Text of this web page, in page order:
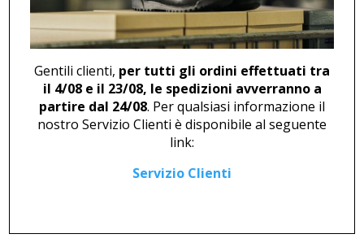
€
MOCASSINO U 444 NERO ZOCCOLO U 2739
Gentili clienti, per tutti gli ordini effettuati tra
il 4/08 e il 23/08, le spedizioni avverranno a
partire dal 24/08. Per qualsiasi informazione il
nostro Servizio Clienti è disponibile al seguente
link:
Servizio Clienti